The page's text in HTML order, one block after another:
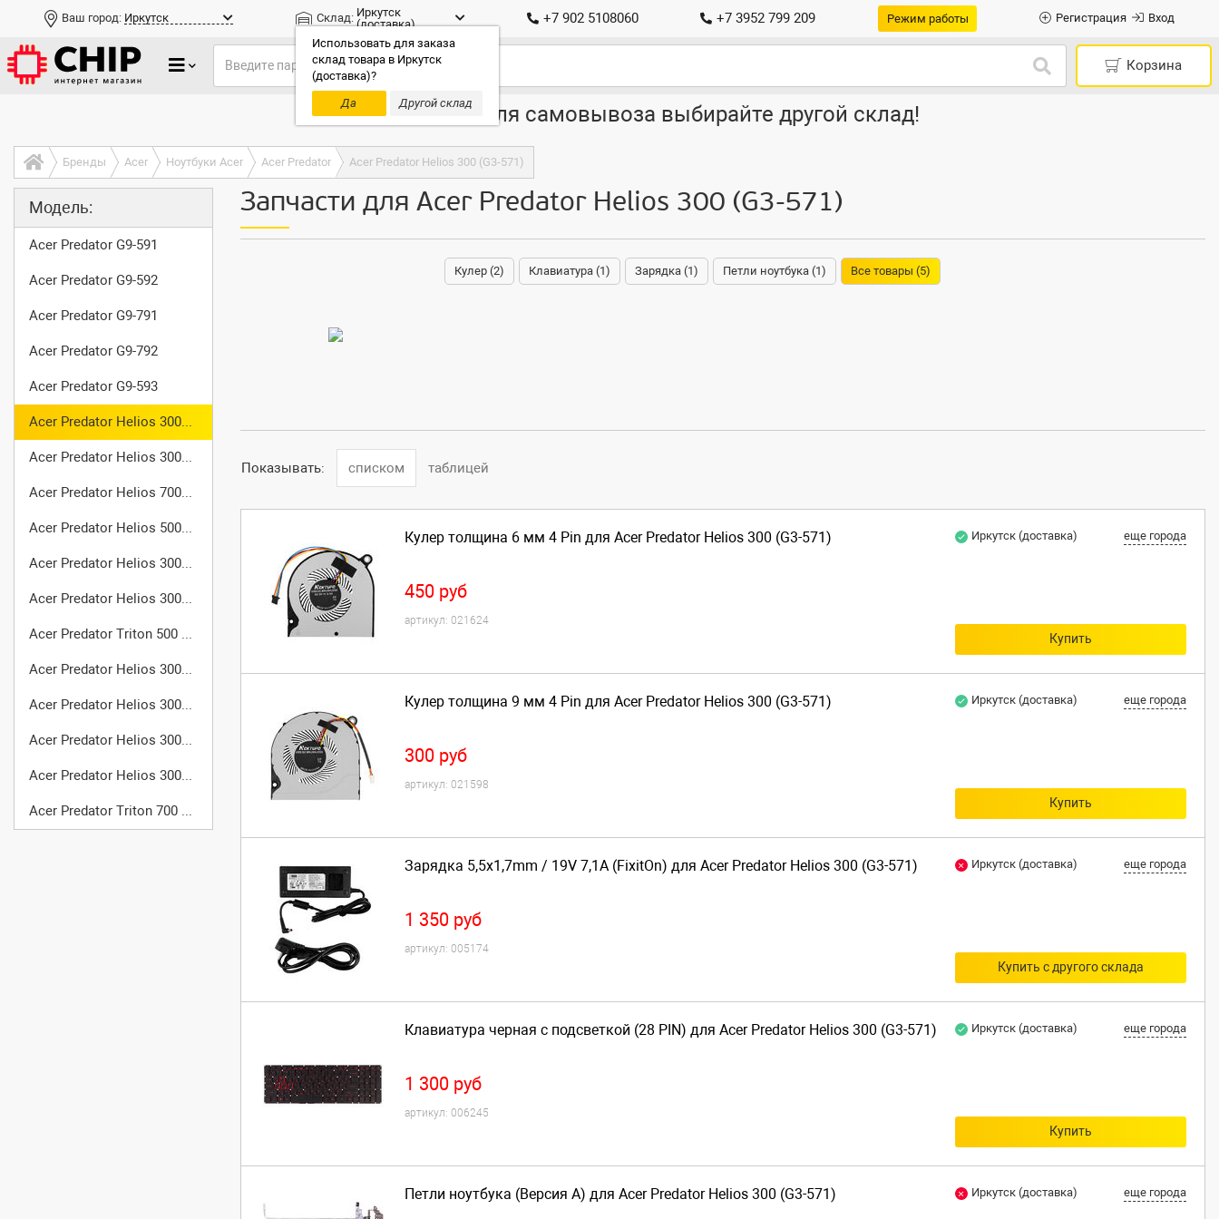
Ваш город: Иркутск Склад: Иркутск
(доставка)
Использовать для заказа
склад товара в Иркутск
(доставка)?
Да
Другой склад
+7 902 5108060 +7 3952 799 209 Режим работы Регистрация Вход
Корзина
Только доставка, для самовывоза выбирайте другой склад!
Бренды Acer Ноутбуки Acer Acer Predator Acer Predator Helios 300 (G3-571)
Модель:
Acer Predator G9-591
Acer Predator G9-592
Acer Predator G9-791
Acer Predator G9-792
Acer Predator G9-593
Acer Predator Helios 300 (G3-571)
Acer Predator Helios 300 (G3-572)
Acer Predator Helios 700 (PH717-71)
Acer Predator Helios 500 (PH517-51)
Acer Predator Helios 300 (PH317-51)
Acer Predator Helios 300 (PH315-51)
Acer Predator Triton 500 (PT515-51)
Acer Predator Helios 300 (PH315-52)
Acer Predator Helios 300 (PH315-53)
Acer Predator Helios 300 (PH317-52)
Acer Predator Helios 300 (PH317-53)
Acer Predator Triton 700 (PT715-51)
Запчасти для Acer Predator Helios 300 (G3-571)
Кулер (2) Клавиатура (1) Зарядка (1) Петли ноутбука (1) Все товары (5)
Показывать: списком таблицей
Кулер толщина 6 мм 4 Pin для Acer Predator Helios 300 (G3-571)
450 руб
артикул: 021624
Иркутск (доставка) еще города
Купить
Кулер толщина 9 мм 4 Pin для Acer Predator Helios 300 (G3-571)
300 руб
артикул: 021598
Иркутск (доставка) еще города
Купить
Зарядка 5,5x1,7mm / 19V 7,1A (FixitOn) для Acer Predator Helios 300 (G3-571)
1 350 руб
артикул: 005174
Иркутск (доставка) еще города
Купить с другого склада
Клавиатура черная с подсветкой (28 PIN) для Acer Predator Helios 300 (G3-571)
1 300 руб
артикул: 006245
Иркутск (доставка) еще города
Купить
Петли ноутбука (Версия A) для Acer Predator Helios 300 (G3-571) Иркутск (доставка) еще города